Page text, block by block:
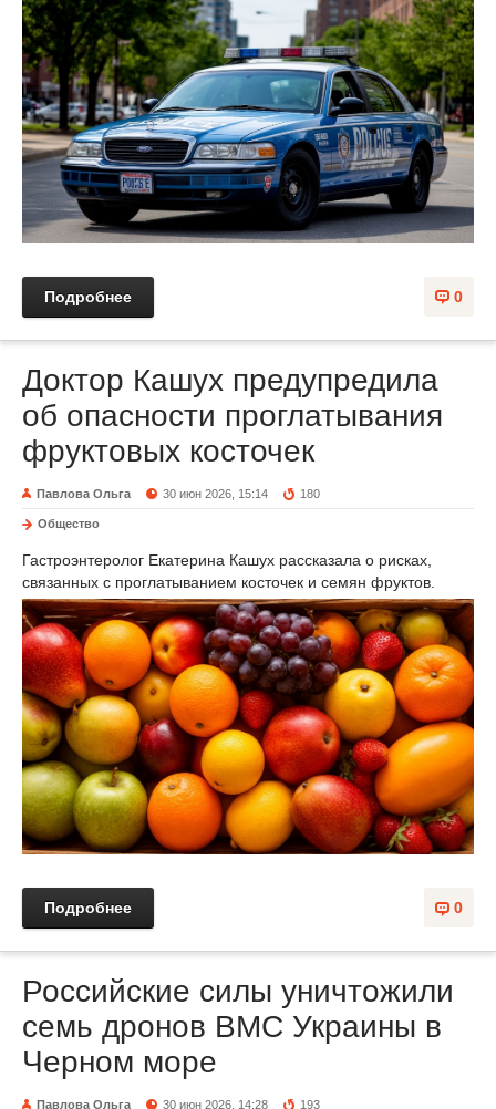
0
Подробнее
Доктор Кашух предупредила
об опасности проглатывания
фруктовых косточек
Павлова Ольга 30 июн 2026, 15:14 180
Общество
Гастроэнтеролог Екатерина Кашух рассказала о рисках,
связанных с проглатыванием косточек и семян фруктов.
0
Подробнее
Российские силы уничтожили
семь дронов ВМС Украины в
Черном море
Павлова Ольга 30 июн 2026, 14:28 193